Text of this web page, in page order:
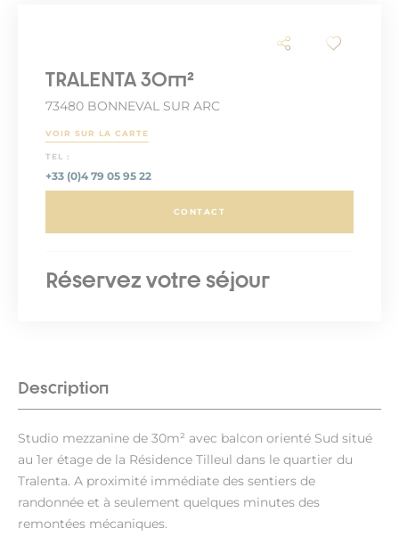
Description
Studio mezzanine de 30m² avec balcon orienté Sud situé
au 1er étage de la Résidence Tilleul dans le quartier du
Tralenta. A proximité immédiate des sentiers de
randonnée et à seulement quelques minutes des
remontées mécaniques.
TRALENTA 30m²
73480 BONNEVAL SUR ARC
VOIR SUR LA CARTE
TEL :
+33 (0)4 79 05 95 22
CONTACT
Réservez votre séjour